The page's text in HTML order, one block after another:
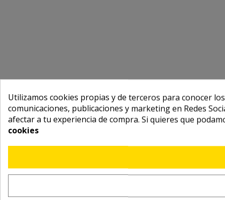
Utilizamos cookies propias y de terceros para conocer
comunicaciones, publicaciones y marketing en Redes
afectar a tu experiencia de compra. Si quieres que
cookies